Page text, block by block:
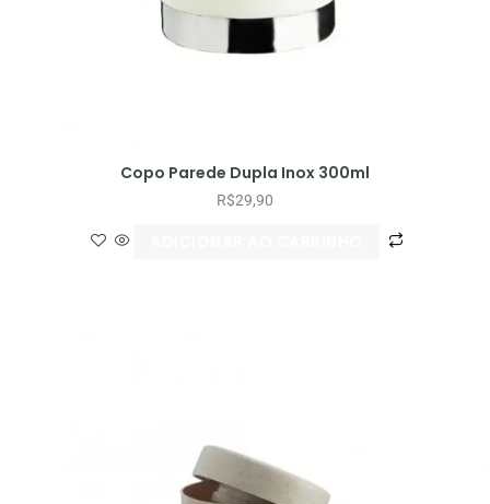
Copo Parede Dupla Inox 300ml
R$29,90